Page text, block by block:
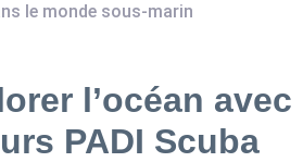
le monde sous-marin
l’océan avec
PADI Scuba